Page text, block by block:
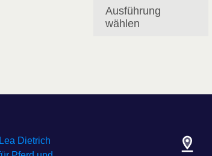
Ausführung
wählen
werden